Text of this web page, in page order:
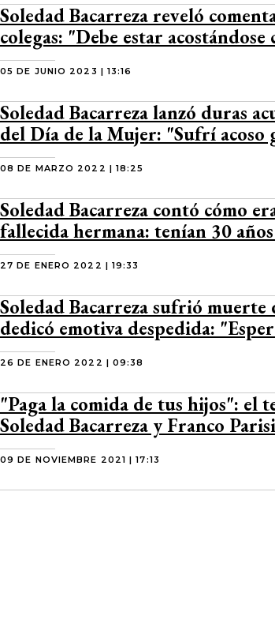
Soledad Bacarreza reveló
colegas: "Debe estar
05 DE JUNIO 2023 | 13:16
Soledad Bacarreza lanzó duras
del Día de la Mujer: "Sufrí acoso
08 DE MARZO 2022 | 18:25
Soledad Bacarreza contó cómo
fallecida hermana: tenían 30
27 DE ENERO 2022 | 19:33
Soledad Bacarreza sufrió muerte
dedicó emotiva despedida:
26 DE ENERO 2022 | 09:38
"Paga la comida de tus hijos": el
Soledad Bacarreza y Franco
09 DE NOVIEMBRE 2021 | 17:13